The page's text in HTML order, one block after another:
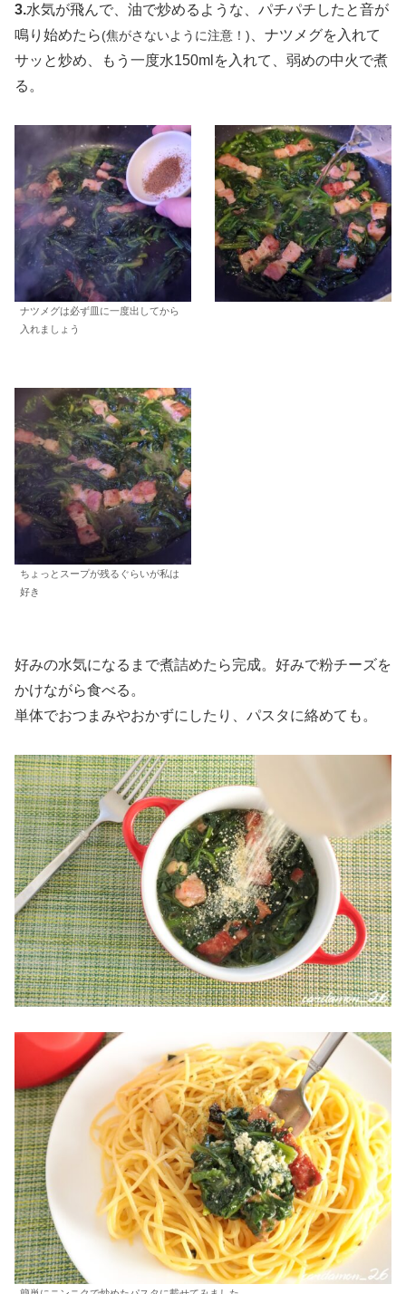
3.水気が飛んで、油で炒めるような、パチパチしたと音が
鳴り始めたら(焦がさないように注意！) 、ナツメグを入れて
サッと炒め、もう一度水150mlを入れて、弱めの中火で煮
る。
ナツメグは必ず皿に一度出してから
入れましょう
ちょっとスープが残るぐらいが私は
好き
好みの水気になるまで煮詰めたら完成。好みで粉チーズを
かけながら食べる。
単体でおつまみやおかずにしたり、パスタに絡めても。